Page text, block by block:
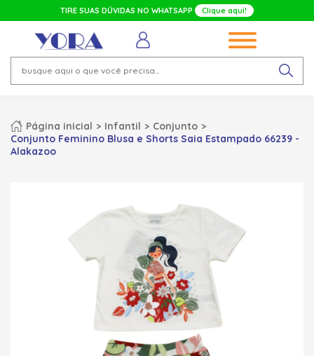
TIRE SUAS DÚVIDAS NO WHATSAPP Clique aqui!
Página inicial Infantil
Conjunto
Conjunto Feminino Blusa e Shorts Saia Estampado 66239 -
Alakazoo